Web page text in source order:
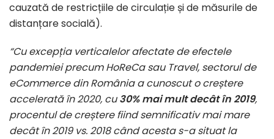
cauzată de restricțiile de circulație și de măsurile de
distanțare socială).
“Cu excepția verticalelor afectate de efectele
pandemiei precum HoReCa sau Travel, sectorul de
eCommerce din România a cunoscut o creștere
accelerată în 2020, cu30% mai mult decât în 2019,
procentul de creștere fiind semnificativ mai mare
decât în 2019 vs. 2018 când acesta s-a situat la